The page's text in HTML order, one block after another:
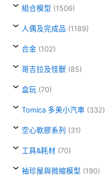
組合模型 (1506)
人偶及完成品 (1189)
合金 (102)
哥吉拉及怪獸 (85)
盒玩 (70)
Tomica 多美小汽車 (332)
空心軟膠系列 (31)
工具&耗材 (70)
袖珍屋與微縮模型 (190)